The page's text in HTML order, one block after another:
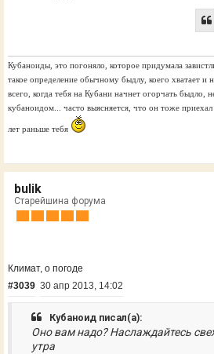
Кубаноиды, это погоняло, которое придумала
такое определение обычному быдлу, коего хватает
всего, когда тебя на Кубани начнет огорчать быдло,
кубаноидом... часто выясняется, что он тоже приехал
лет раньше тебя
bulik
Старейшина форума
Климат, о погоде
#3039 30 апр 2013, 14:02
Кубаноид писал(а):
Оно вам надо? Наслаждайтесь
утра